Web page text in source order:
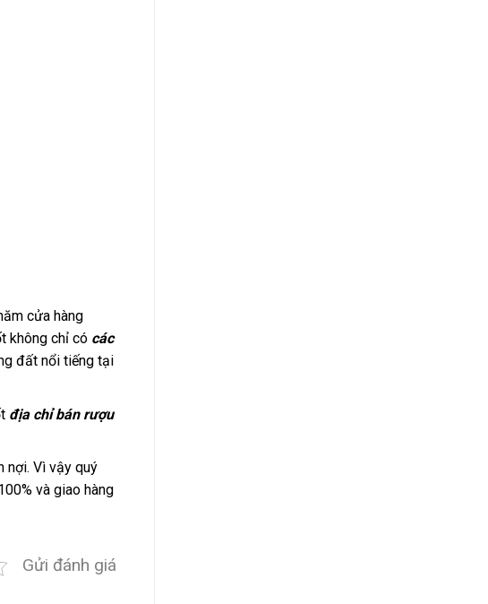
cửa hàng
không chỉ có các
đất nổi tiếng tại
địa chỉ bán rượu
nợi. Vì vậy quý
và giao hàng
Gửi đánh giá